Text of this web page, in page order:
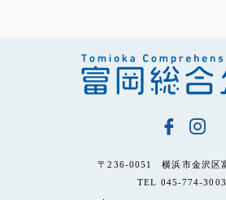
〒236-0051 横浜市金沢区
TEL 045-774-3003